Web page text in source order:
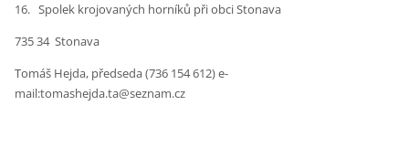
16. Spolek krojovaných horníků při obci Stonava
735 34 Stonava
Tomáš Hejda, předseda (736 154 612) e-
mail:tomashejda.ta@seznam.cz